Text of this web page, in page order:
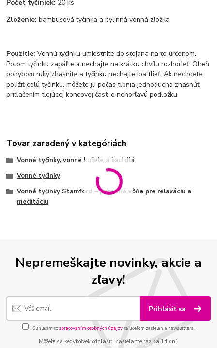
Počet tyčiniek: 20 ks
Zloženie: bambusová tyčinka a bylinná vonná zložka
Použitie: Vonnú tyčinku umiestnite do stojana na to určenom.
Potom tyčinku zapáľte a nechajte na krátku chvíľu rozhorieť. Oheň
pohybom ruky zhasnite a tyčinku nechajte iba tlieť. Ak nechcete
použiť celú tyčinku, môžete ju počas tlenia jednoducho zhasnúť
pritlačením tlejúcej koncovej časti o nehorľavú podložku.
Tovar zaradený v kategóriách
Vonné tyčinky, vonné kužele a kadidlá
Vonné tyčinky
Vonné tyčinky Stamford – prírodná vôňa pre relaxáciu a
meditáciu
Nepremeškajte novinky, akcie a
zľavy!
Prihlásiť sa
Súhlasím sospracovaním osobných údajov za účelom zasielania newslettera.
Môžete sa kedykoľvek odhlásiť. Zasielame raz za 14 dní.